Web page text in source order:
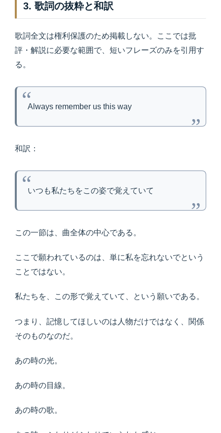
3. 歌詞の抜粋と和訳
歌詞全文は権利保護のため掲載しない。ここでは批
評・解説に必要な範囲で、短いフレーズのみを引用す
る。
Always remember us this way
和訳：
いつも私たちをこの姿で覚えていて
この一節は、曲全体の中心である。
ここで願われているのは、単に私を忘れないでという
ことではない。
私たちを、この形で覚えていて、という願いである。
つまり、記憶してほしいのは人物だけではなく、関係
そのものなのだ。
あの時の光。
あの時の目線。
あの時の歌。